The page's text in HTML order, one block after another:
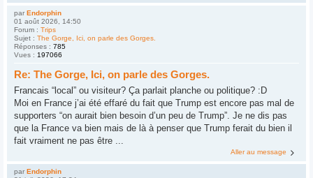
par Endorphin
01 août 2026, 14:50
Forum : Trips
Sujet : The Gorge, Ici, on parle des Gorges.
Réponses : 785
Vues : 197066
Re: The Gorge, Ici, on parle des Gorges.
Francais “local” ou visiteur? Ça parlait planche ou politique? :D
Moi en France j’ai été effaré du fait que Trump est encore pas mal de
supporters “on aurait bien besoin d’un peu de Trump”. Je ne dis pas
que la France va bien mais de là à penser que Trump ferait du bien il
fait vraiment ne pas être ...
Aller au message
par Endorphin